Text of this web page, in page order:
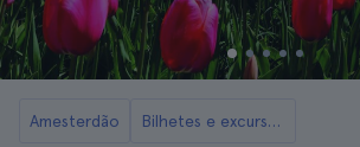
Amesterdão Bilhetes e excursões aos Jardins de Keukenhof a partir de Amesterdão